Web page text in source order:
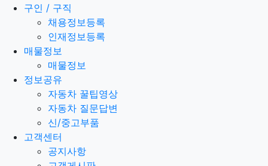
구인 / 구직
채용정보등록
인재정보등록
매물정보
매물정보
정보공유
자동차 꿀팁영상
자동차 질문답변
신/중고부품
고객센터
공지사항